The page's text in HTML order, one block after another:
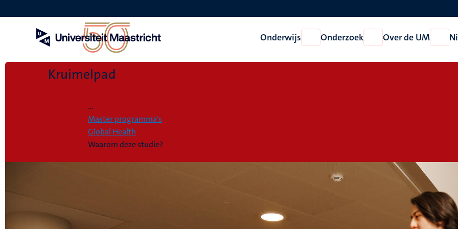
en
Onderwijs
Open
Onderwijs
Onderzoek
Open
Onderzoek
Over de UM
Open
Over
Kruimelpad
...
Master programma's
Global Health
Waarom deze studie?